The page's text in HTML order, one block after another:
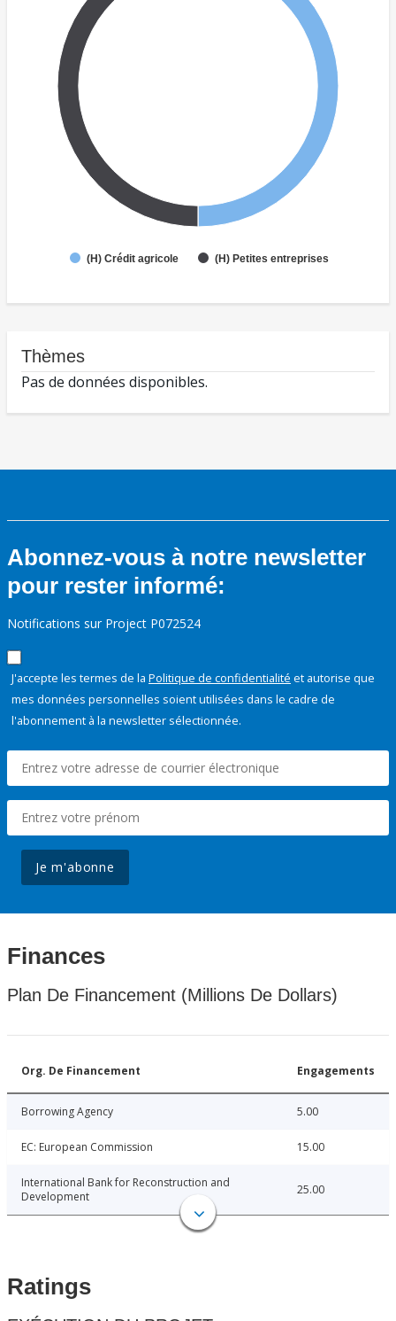
(H) Crédit agricole (H) Petites entreprises
Thèmes
Pas de données disponibles.
Abonnez-vous à notre newsletter
pour rester informé:
Notifications sur Project P072524
J'accepte les termes de la Politique de confidentialité et autorise que
mes données personnelles soient utilisées dans le cadre de
l'abonnement à la newsletter sélectionnée.
Je m'abonne
Finances
Plan De Financement (Millions De Dollars)
Org. De Financement Engagements
Borrowing Agency 5.00
EC: European Commission 15.00
International Bank for Reconstruction and
Development
25.00
Ratings